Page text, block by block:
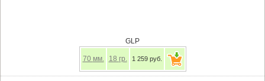
GLP
70 мм. 18 гр. 1 259 руб.